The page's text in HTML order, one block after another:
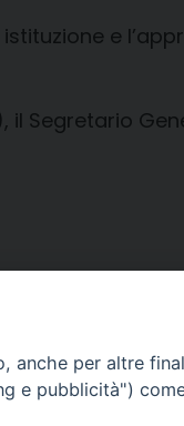
e
Segretario
anche per altre
e pubblicità")